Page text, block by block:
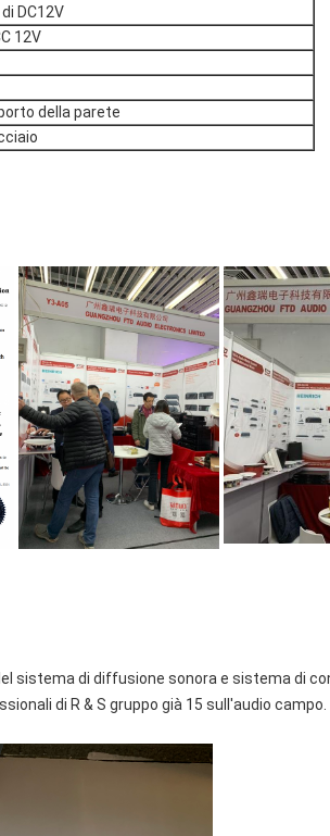
DC12V
12V
della parete
sistema di diffusione sonora e sistema di
di R & S gruppo già 15 sull'audio campo.